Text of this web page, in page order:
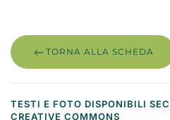
TORNA ALLA SCHEDA
TESTI E FOTO DISPONIBILI
CREATIVE COMMONS